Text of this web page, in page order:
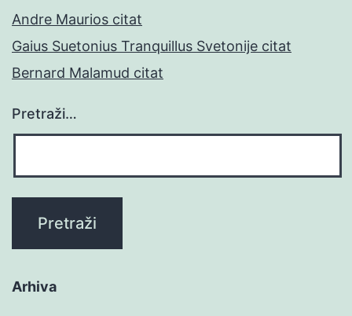
Andre Maurios citat
Gaius Suetonius Tranquillus Svetonije citat
Bernard Malamud citat
Pretraži…
Arhiva